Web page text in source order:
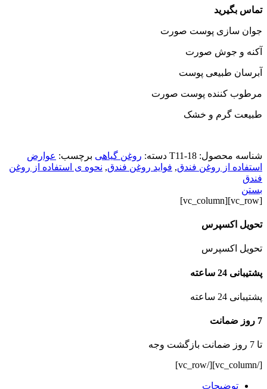
تماس بگیرید
جوان سازی پوست صورت
آکنه و جوش صورت
آبرسان طبیعی پوست
مرطوب کننده پوست صورت
طبیعت گرم و خشک
شناسه محصول: T11-18 دسته: روغن گیاهی برچسب: عوارض
استفاده از روغن فندق, فواید روغن فندق, نحوه ی استفاده از روغن
فندق
بستن
[vc_row][vc_column]
تحویل اکسپرس
تحویل اکسپرس
پشتیبانی 24 ساعته
پشتیبانی 24 ساعته
7 روز ضمانت
تا 7 روز ضمانت بازگشت وجه
[/vc_column][/vc_row]
توضیحات